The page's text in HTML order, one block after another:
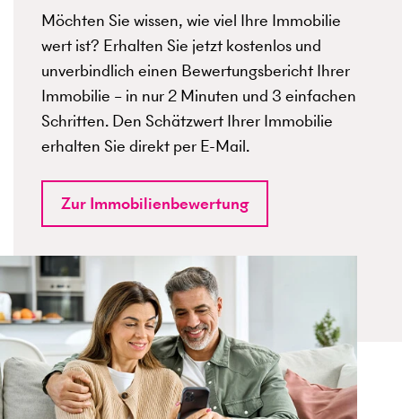
Möchten Sie wissen, wie viel Ihre Immobilie
wert ist? Erhalten Sie jetzt kostenlos und
unverbindlich einen Bewertungsbericht Ihrer
Immobilie – in nur 2 Minuten und 3 einfachen
Schritten. Den Schätzwert Ihrer Immobilie
erhalten Sie direkt per E-Mail.
Zur Immobilienbewertung